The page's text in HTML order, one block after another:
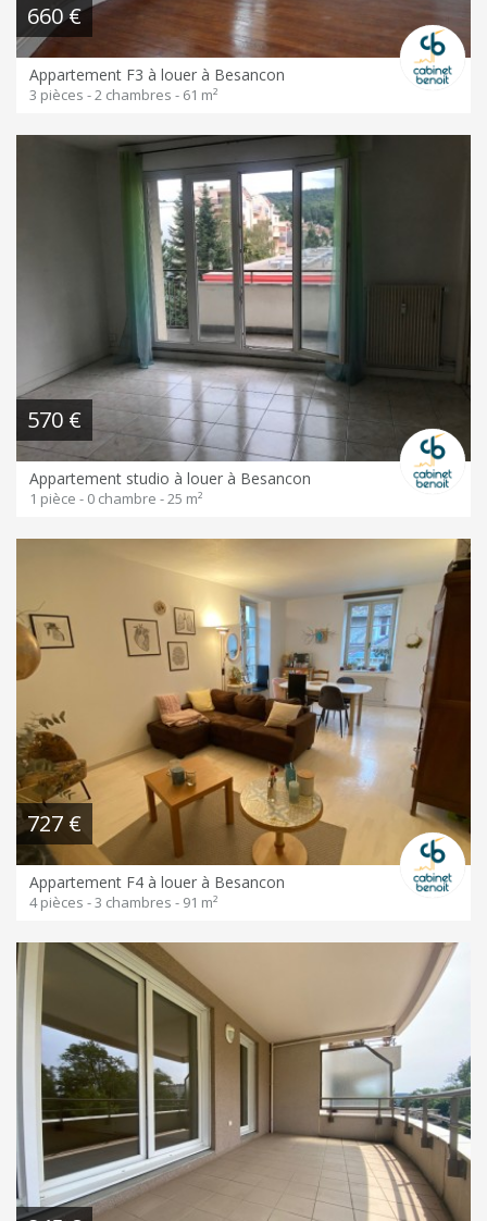
660 €
Appartement F3 à louer à Besancon
3 pièces - 2 chambres - 61 m²
570 €
Appartement studio à louer à Besancon
1 pièce - 0 chambre - 25 m²
727 €
Appartement F4 à louer à Besancon
4 pièces - 3 chambres - 91 m²